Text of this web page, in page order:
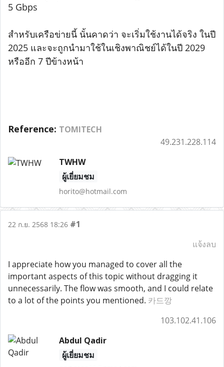
5 Gbps
สำหรับเครือข่ายนี้ นั้นคาดว่า จะเริ่มใช้งานได้จริง ในปี
2025 และจะถูกนำมาใช้ในเชิงพาณิชย์ได้ในปี 2029
หรืออีก 7 ปีข้างหน้า
Reference: TOMITECH
49.231.228.114
TWHW
ผู้เยี่ยมชม
horito@hotmail.com
22 ก.ย. 2568 18:26 #1
แจ้งลบ
I appreciate how you managed to cover all the
important aspects of this topic without dragging it
unnecessarily. The flow was smooth, and I could relate
to a lot of the points you mentioned. 카드깡
103.102.41.106
Abdul Qadir
ผู้เยี่ยมชม